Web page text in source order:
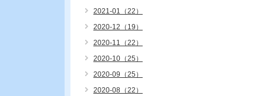
2021-01（22）
2020-12（19）
2020-11（22）
2020-10（25）
2020-09（25）
2020-08（22）